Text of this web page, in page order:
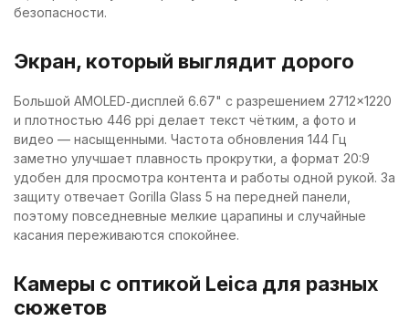
безопасности.
Экран, который выглядит дорого
Большой AMOLED‑дисплей 6.67" с разрешением 2712×1220
и плотностью 446 ppi делает текст чётким, а фото и
видео — насыщенными. Частота обновления 144 Гц
заметно улучшает плавность прокрутки, а формат 20:9
удобен для просмотра контента и работы одной рукой. За
защиту отвечает Gorilla Glass 5 на передней панели,
поэтому повседневные мелкие царапины и случайные
касания переживаются спокойнее.
Камеры с оптикой Leica для разных
сюжетов